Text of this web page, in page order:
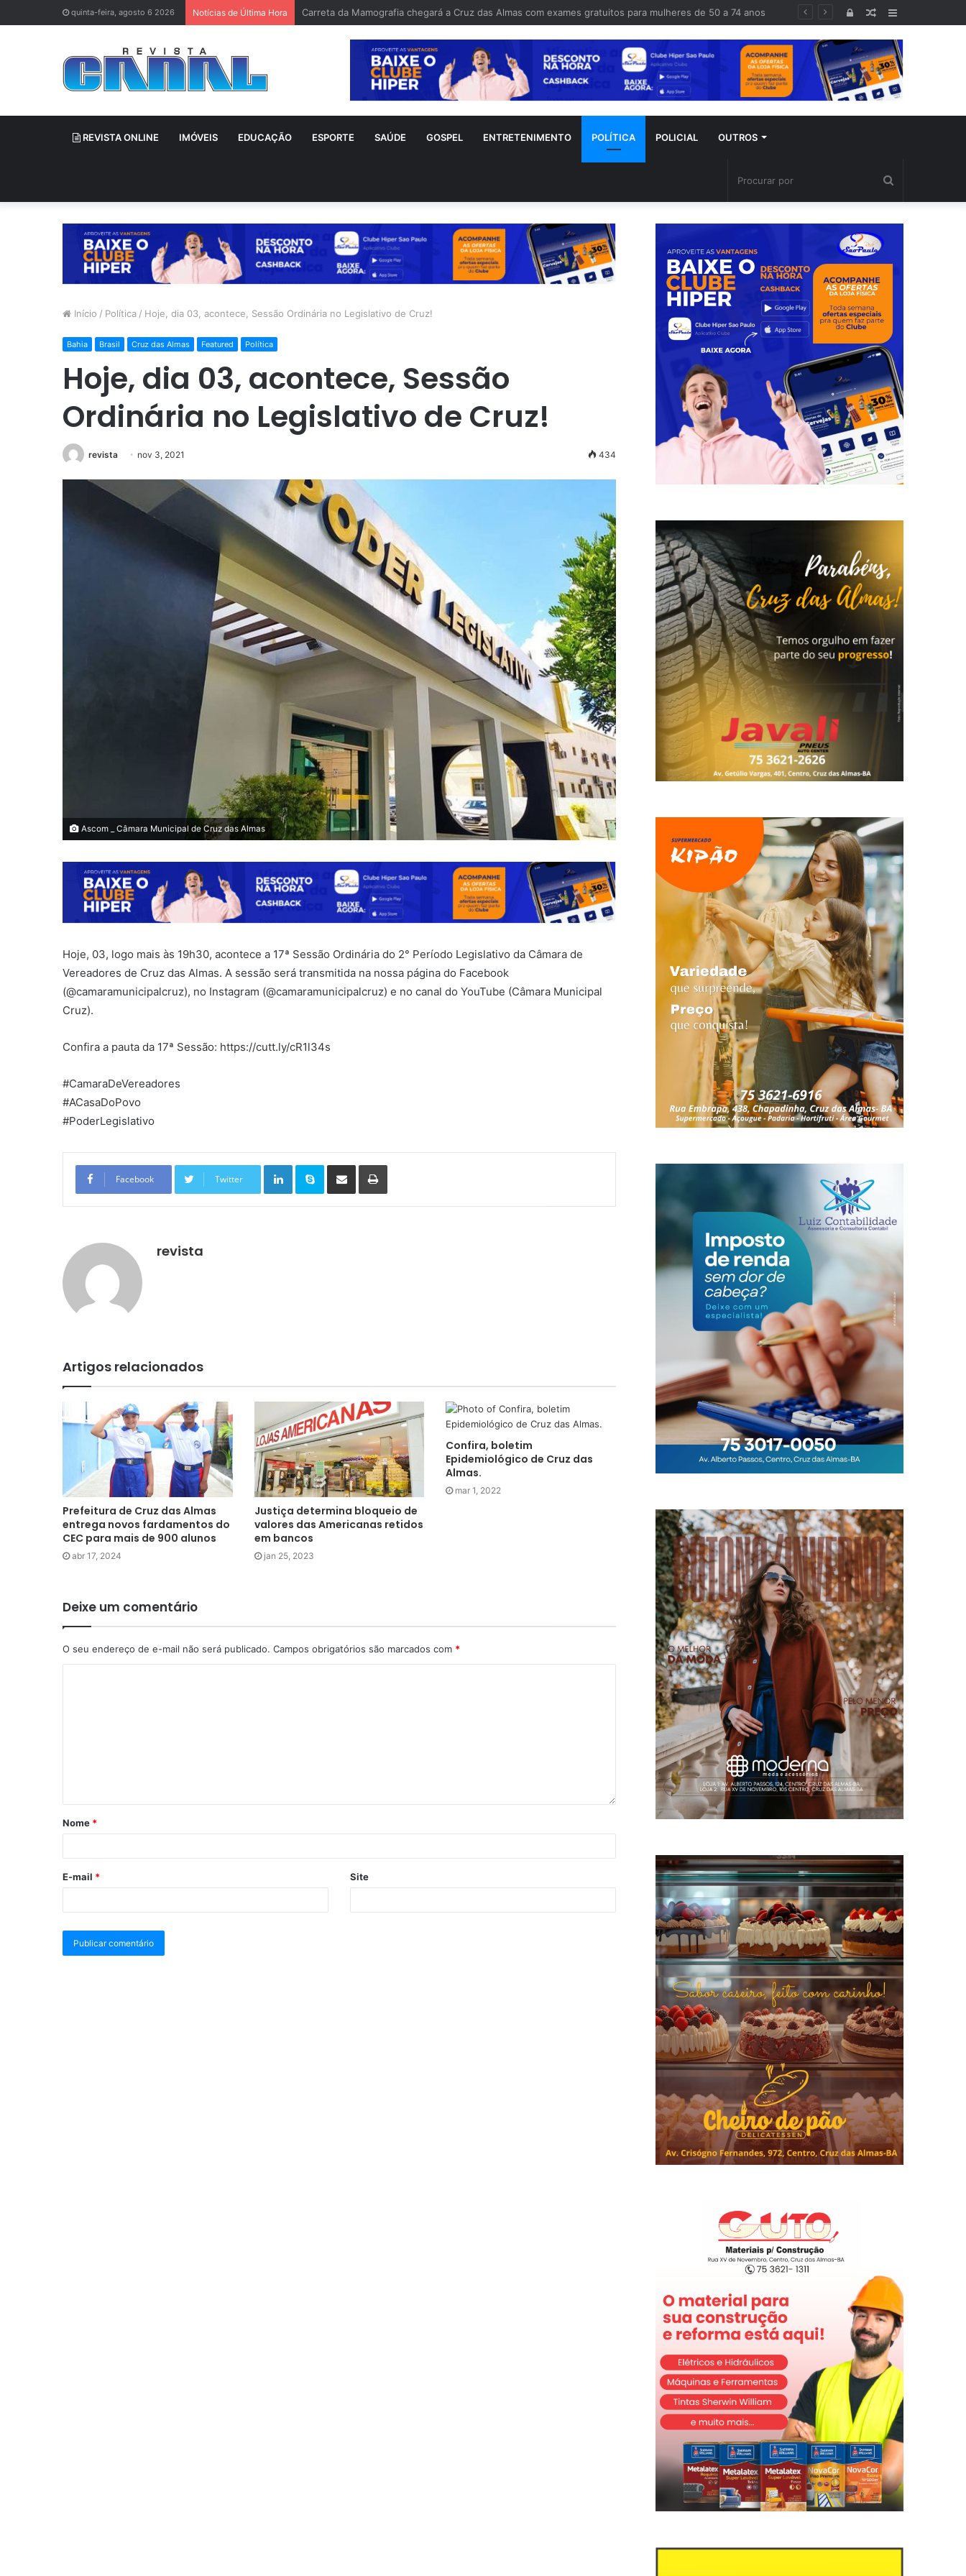
quinta-feira, agosto 6 2026 Notícias de Última Hora Bruno Gagliasso é alvo críticas após reclamar de lanchonete fechada: “Fecharam 10 minutos mais cedo”
Lateral
Artigo
aleatório
Entrar
REVISTA ONLINE IMÓVEIS EDUCAÇÃO ESPORTE SAÚDE GOSPEL ENTRETENIMENTO POLÍTICA POLICIAL OUTROS
por
Início / Política / Hoje, dia 03, acontece, Sessão Ordinária no Legislativo de Cruz!
Bahia Brasil Cruz das Almas Featured Política
Hoje, dia 03, acontece, Sessão
Ordinária no Legislativo de Cruz!
revista nov 3, 2021 434
Ascom _ Câmara Municipal de Cruz das Almas
Hoje, 03, logo mais às 19h30, acontece a 17ª Sessão Ordinária do 2° Período Legislativo da Câmara de
Vereadores de Cruz das Almas. A sessão será transmitida na nossa página do Facebook
(@camaramunicipalcruz), no Instagram (@camaramunicipalcruz) e no canal do YouTube (Câmara Municipal
Cruz).
Confira a pauta da 17ª Sessão: https://cutt.ly/cR1l34s
#CamaraDeVereadores
#ACasaDoPovo
#PoderLegislativo
Facebook Twitter
Linkedin Skype
revista
Artigos relacionados
Prefeitura de Cruz das Almas
entrega novos fardamentos do
CEC para mais de 900 alunos
abr 17, 2024
Justiça determina bloqueio de
valores das Americanas retidos
em bancos
jan 25, 2023
Confira, boletim
Epidemiológico de Cruz das
Almas.
mar 1, 2022
Deixe um comentário
O seu endereço de e-mail não será publicado. Campos obrigatórios são marcados com *
Nome *
E-mail * Site